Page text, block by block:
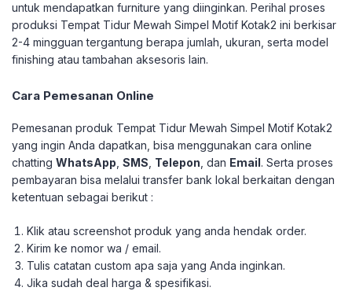
untuk mendapatkan furniture yang diinginkan. Perihal proses
produksi Tempat Tidur Mewah Simpel Motif Kotak2 ini berkisar
2-4 mingguan tergantung berapa jumlah, ukuran, serta model
finishing atau tambahan aksesoris lain.
Cara Pemesanan Online
Pemesanan produk Tempat Tidur Mewah Simpel Motif Kotak2
yang ingin Anda dapatkan, bisa menggunakan cara online
chatting WhatsApp SMS Telepon , dan Email. Serta proses
pembayaran bisa melalui transfer bank lokal berkaitan dengan
ketentuan sebagai berikut :
Klik atau screenshot produk yang anda hendak order.
Kirim ke nomor wa / email.
Tulis catatan custom apa saja yang Anda inginkan.
Jika sudah deal harga & spesifikasi.